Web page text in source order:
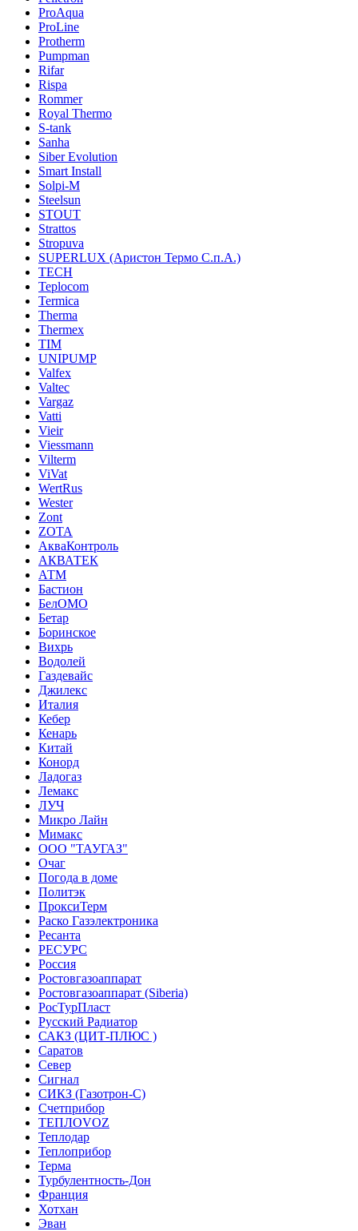
ProAqua
ProLine
Protherm
Pumpman
Rifar
Rispa
Rommer
Royal Thermo
S-tank
Sanha
Siber Evolution
Smart Install
Solpi-M
Steelsun
STOUT
Strattos
Stropuva
SUPERLUX (Аристон Термо С.п.А.)
TECH
Teplocom
Termica
Therma
Thermex
TIM
UNIPUMP
Valfex
Valtec
Vargaz
Vatti
Vieir
Viessmann
Vilterm
ViVat
WertRus
Wester
Zont
ZOTA
АкваКонтроль
АКВАТЕК
АТМ
Бастион
БелОМО
Бетар
Боринское
Вихрь
Водолей
Газдевайс
Джилекс
Италия
Кебер
Кенарь
Китай
Конорд
Ладогаз
Лемакс
ЛУЧ
Микро Лайн
Мимакс
ООО "ТАУГАЗ"
Очаг
Погода в доме
Политэк
ПроксиТерм
Раско Газэлектроника
Ресанта
РЕСУРС
Россия
Ростовгазоаппарат
Ростовгазоаппарат (Siberia)
РосТурПласт
Русский Радиатор
САКЗ (ЦИТ-ПЛЮС )
Саратов
Север
Сигнал
СИКЗ (Газотрон-С)
Счетприбор
ТЕПЛОVOZ
Теплодар
Теплоприбор
Терма
Турбулентность-Дон
Франция
Хотхан
Эван